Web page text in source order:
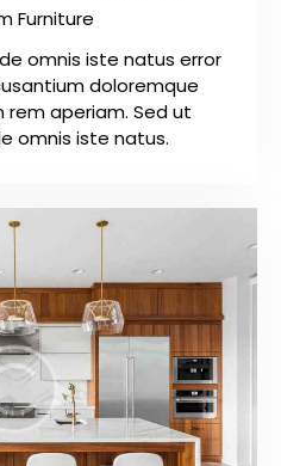
Furniture
omnis iste natus error
doloremque
aperiam. Sed ut
omnis iste natus.